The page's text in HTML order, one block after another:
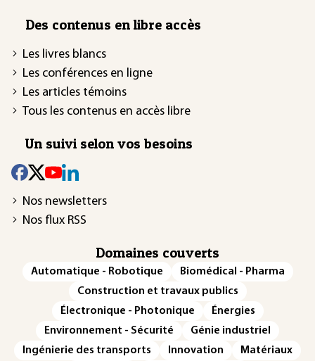
Des contenus en libre accès
Les livres blancs
Les conférences en ligne
Les articles témoins
Tous les contenus en accès libre
Un suivi selon vos besoins
Nos newsletters
Nos flux RSS
Domaines couverts
Automatique - Robotique
Biomédical - Pharma
Construction et travaux publics
Électronique - Photonique
Énergies
Environnement - Sécurité
Génie industriel
Ingénierie des transports
Innovation
Matériaux